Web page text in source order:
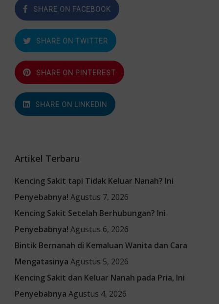
SHARE ON FACEBOOK
SHARE ON TWITTER
SHARE ON PINTEREST
SHARE ON LINKEDIN
Artikel Terbaru
Kencing Sakit tapi Tidak Keluar Nanah? Ini
Penyebabnya! Agustus 7, 2026
Kencing Sakit Setelah Berhubungan? Ini
Penyebabnya! Agustus 6, 2026
Bintik Bernanah di Kemaluan Wanita dan Cara
Mengatasinya Agustus 5, 2026
Kencing Sakit dan Keluar Nanah pada Pria, Ini
Penyebabnya Agustus 4, 2026